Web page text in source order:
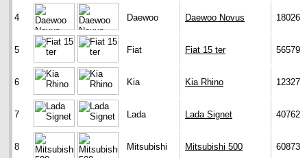
4 Daewoo Daewoo Novus 18026
5 Fiat Fiat 15 ter 56579
6 Kia Kia Rhino 12327
7 Lada Lada Signet 40762
8 Mitsubishi Mitsubishi 500 60873